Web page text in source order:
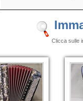
Clicca sulle